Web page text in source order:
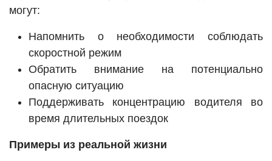
могут:
Напомнить о необходимости соблюдать
скоростной режим
Обратить внимание на потенциально
опасную ситуацию
Поддерживать концентрацию водителя во
время длительных поездок
Примеры из реальной жизни